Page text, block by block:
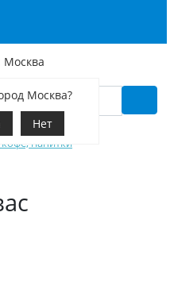
Москва
Москва?
Нет
кофе, напитки